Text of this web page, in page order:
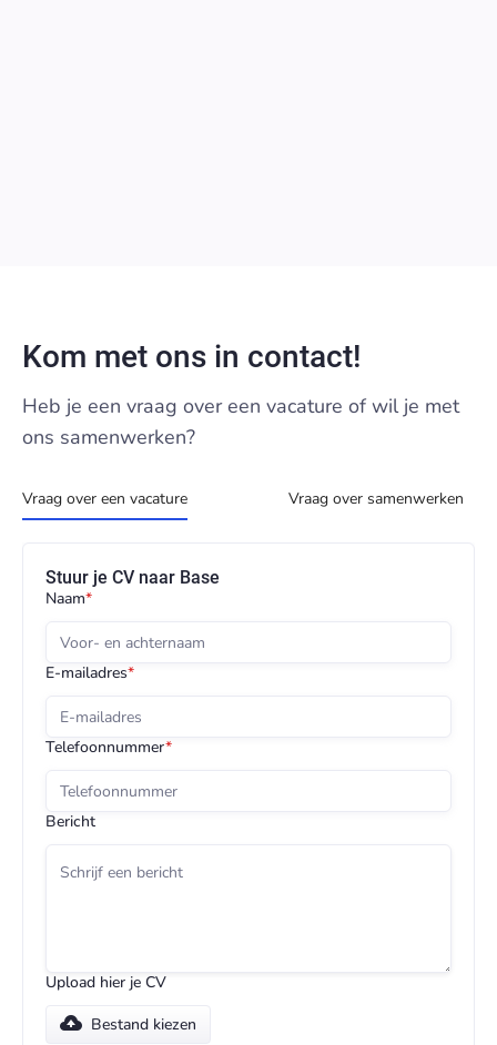
Kom met ons in contact!
Heb je een vraag over een vacature of wil je met
ons samenwerken?
Vraag over een vacature Vraag over samenwerken
Stuur je CV naar Base
Naam*
E-mailadres*
Telefoonnummer*
Bericht
Upload hier je CV
Bestand kiezen